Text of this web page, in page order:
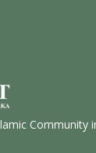
Community